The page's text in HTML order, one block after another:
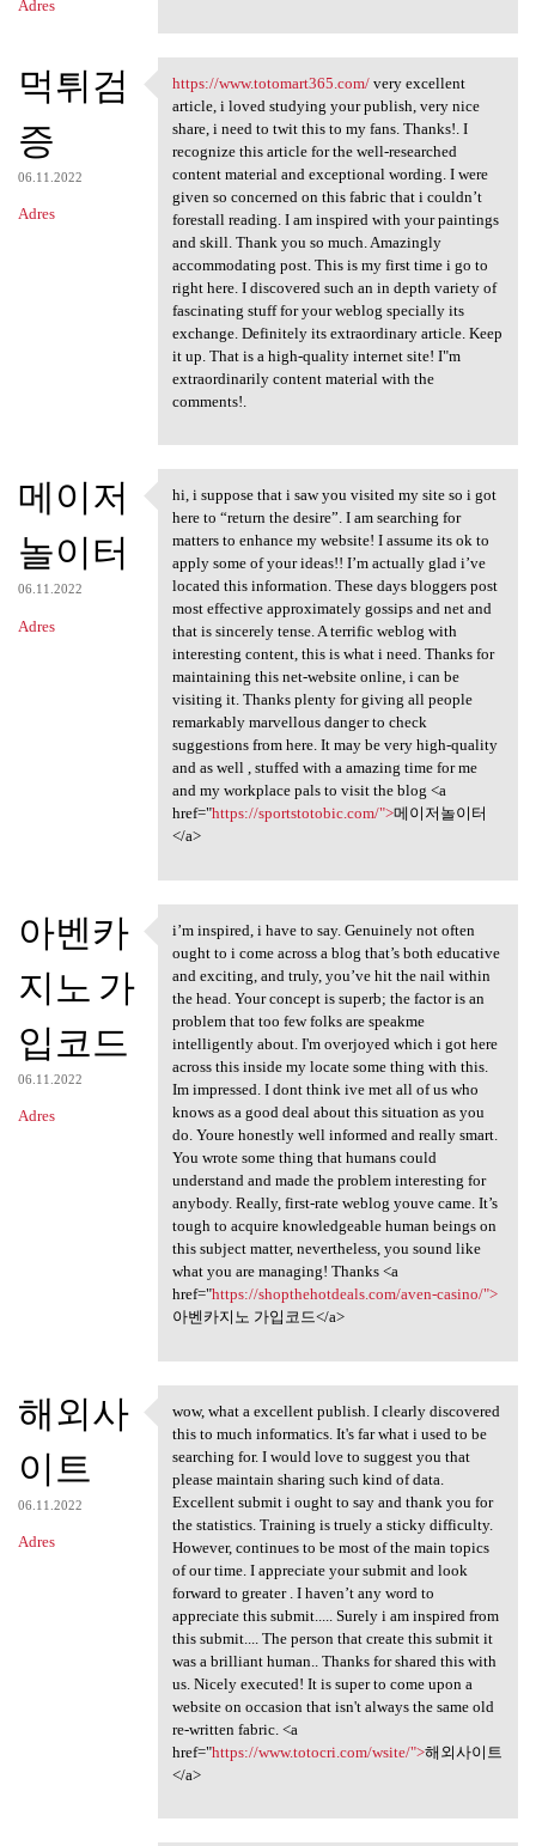
Adres
먹튀검
증
06.11.2022
Adres
https://www.totomart365.com/
https://www.totomart365.com/very excellent
article, i loved studying your publish, very nice
share, i need to twit this to my fans. Thanks!. I
recognize this article for the well-researched
content material and exceptional wording. I were
given so concerned on this fabric that i couldn’t
forestall reading. I am inspired with your paintings
and skill. Thank you so much. Amazingly
accommodating post. This is my first time i go to
right here. I discovered such an in depth variety of
fascinating stuff for your weblog specially its
exchange. Definitely its extraordinary article. Keep
it up. That is a high-quality internet site! I"m
extraordinarily content material with the
comments!.
메이저
놀이터
06.11.2022
Adres
hi, i suppose that i saw you
hi, i suppose that i saw you visited my site so i got
here to “return the desire”. I am searching for
matters to enhance my website! I assume its ok to
apply some of your ideas!! I’m actually glad i’ve
located this information. These days bloggers post
most effective approximately gossips and net and
that is sincerely tense. A terrific weblog with
interesting content, this is what i need. Thanks for
maintaining this net-website online, i can be
visiting it. Thanks plenty for giving all people
remarkably marvellous danger to check
suggestions from here. It may be very high-quality
and as well , stuffed with a amazing time for me
and my workplace pals to visit the blog <a
href="https://sportstotobic.com/">메이저놀이터
</a>
아벤카
지노 가
입코드
06.11.2022
Adres
i’m inspired, i have to say.
i’m inspired, i have to say. Genuinely not often
ought to i come across a blog that’s both educative
and exciting, and truly, you’ve hit the nail within
the head. Your concept is superb; the factor is an
problem that too few folks are speakme
intelligently about. I'm overjoyed which i got here
across this inside my locate some thing with this.
Im impressed. I dont think ive met all of us who
knows as a good deal about this situation as you
do. Youre honestly well informed and really smart.
You wrote some thing that humans could
understand and made the problem interesting for
anybody. Really, first-rate weblog youve came. It’s
tough to acquire knowledgeable human beings on
this subject matter, nevertheless, you sound like
what you are managing! Thanks <a
href="https://shopthehotdeals.com/aven-casino/">
아벤카지노 가입코드</a>
해외사
이트
06.11.2022
Adres
wow, what a excellent publish
wow, what a excellent publish. I clearly discovered
this to much informatics. It's far what i used to be
searching for. I would love to suggest you that
please maintain sharing such kind of data.
Excellent submit i ought to say and thank you for
the statistics. Training is truely a sticky difficulty.
However, continues to be most of the main topics
of our time. I appreciate your submit and look
forward to greater . I haven’t any word to
appreciate this submit..... Surely i am inspired from
this submit.... The person that create this submit it
was a brilliant human.. Thanks for shared this with
us. Nicely executed! It is super to come upon a
website on occasion that isn't always the same old
re-written fabric. <a
href="https://www.totocri.com/wsite/">해외사이트
</a>